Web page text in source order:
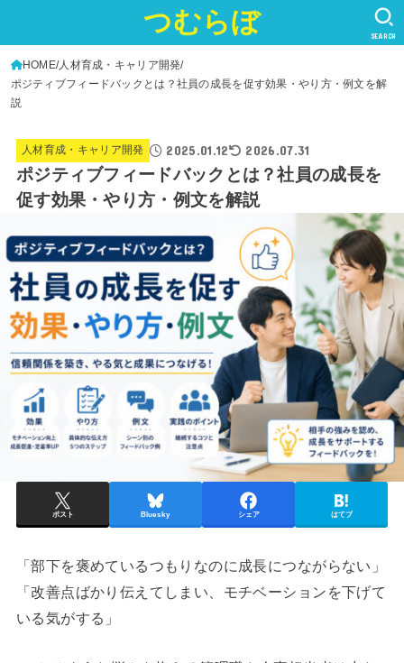
つむらぼ SEARCH
HOME 人材育成・キャリア開発
ポジティブフィードバックとは？社員の成長を促す効果・やり方・例文を解
説
人材育成・キャリア開発 2025.01.12 2026.07.31
ポジティブフィードバックとは？社員の成長を
促す効果・やり方・例文を解説
ポスト Bluesky シェア はてブ
「部下を褒めているつもりなのに成長につながらない」
「改善点ばかり伝えてしまい、モチベーションを下げて
いる気がする」